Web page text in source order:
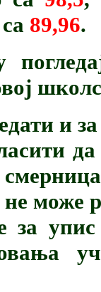
89,96.
и
може
за